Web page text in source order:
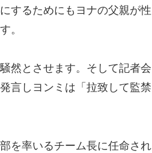
するためにもヨナの父親が性
。
然とさせます。そして記者会
言しヨンミは「拉致して監禁
を率いるチーム長に任命され